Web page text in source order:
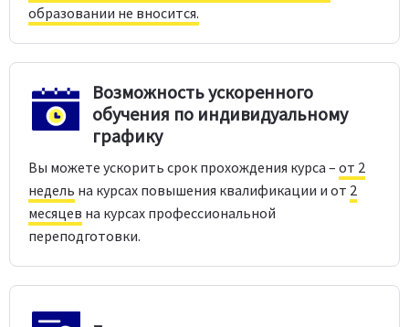
образовании не вносится.
Возможность ускоренного
обучения по индивидуальному
графику
Вы можете ускорить срок прохождения курса – от 2
недель на курсах повышения квалификации и от 2
месяцев на курсах профессиональной
переподготовки.